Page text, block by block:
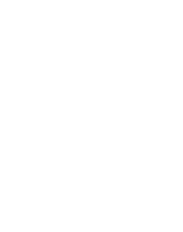
রহমানের,গ্যাস সঙ্কট